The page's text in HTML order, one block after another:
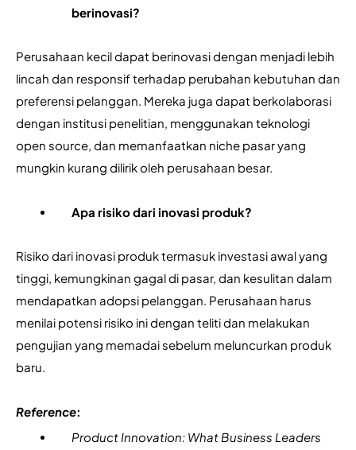
berinovasi?
Perusahaan kecil dapat berinovasi dengan menjadi lebih
lincah dan responsif terhadap perubahan kebutuhan dan
preferensi pelanggan. Mereka juga dapat berkolaborasi
dengan institusi penelitian, menggunakan teknologi
open source, dan memanfaatkan niche pasar yang
mungkin kurang dilirik oleh perusahaan besar.
Apa risiko dari inovasi produk?
Risiko dari inovasi produk termasuk investasi awal yang
tinggi, kemungkinan gagal di pasar, dan kesulitan dalam
mendapatkan adopsi pelanggan. Perusahaan harus
menilai potensi risiko ini dengan teliti dan melakukan
pengujian yang memadai sebelum meluncurkan produk
baru.
Reference:
Product Innovation: What Business Leaders